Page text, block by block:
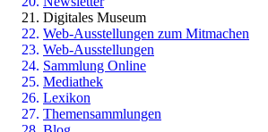
Digitales Museum
Web-Ausstellungen zum Mitmachen
Web-Ausstellungen
Sammlung Online
Mediathek
Lexikon
Themensammlungen